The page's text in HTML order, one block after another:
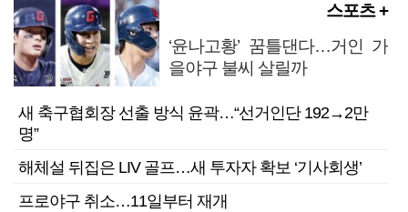
스포츠 +
‘윤나고황’ 꿈틀댄다…거인 가
을야구 불씨 살릴까
새 축구협회장 선출 방식 윤곽…“선거인단 192→2만
명”
해체설 뒤집은 LIV 골프…새 투자자 확보 ‘기사회생’
프로야구 취소…11일부터 재개